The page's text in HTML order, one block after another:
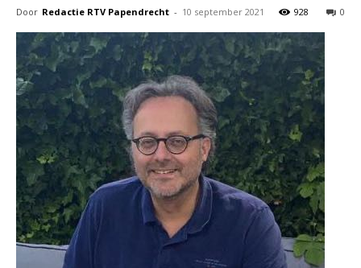
Door Redactie RTV Papendrecht - 10 september 2021 0
928